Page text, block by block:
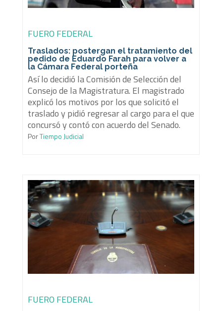
FUERO FEDERAL
Traslados: postergan el tratamiento del
pedido de Eduardo Farah para volver a
la Cámara Federal porteña
Así lo decidió la Comisión de Selección del
Consejo de la Magistratura. El magistrado
explicó los motivos por los que solicitó el
traslado y pidió regresar al cargo para el que
concursó y contó con acuerdo del Senado.
PorTiempo Judicial
FUERO FEDERAL